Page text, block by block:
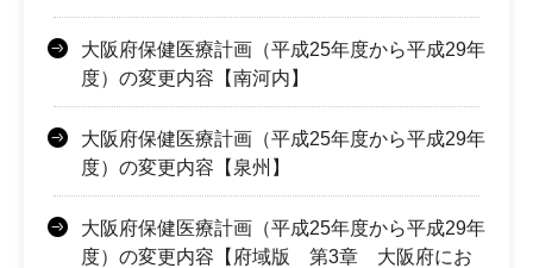
大阪府保健医療計画（平成25年度から平成29年
度）の変更内容【南河内】
大阪府保健医療計画（平成25年度から平成29年
度）の変更内容【泉州】
大阪府保健医療計画（平成25年度から平成29年
度）の変更内容【府域版 第3章 大阪府にお